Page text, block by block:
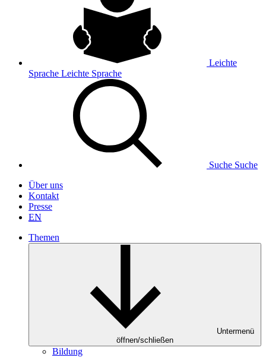
Leichte
Sprache Leichte Sprache
Suche Suche
Über uns
Kontakt
Presse
EN
Themen
Untermenü
öffnen/schließen
Bildung